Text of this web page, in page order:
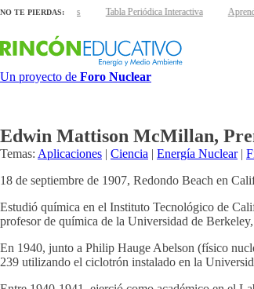
NO TE PIERDAS:
interactivas Tabla Periódica Interactiva
Un proyecto de Foro Nuclear
Edwin Mattison McMillan,
Temas: Aplicaciones | Ciencia | Energía Nuclear|
18 de septiembre de 1907, Redondo Beach en
Estudió química en el Instituto Tecnológico de
profesor de química de la Universidad de
En 1940, junto a Philip Hauge Abelson (físico
239 utilizando el ciclotrón instalado en la